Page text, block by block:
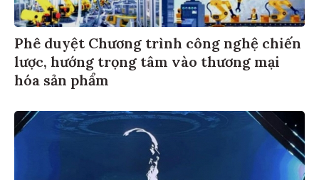
Phê duyệt Chương trình công nghệ chiến
lược, hướng trọng tâm vào thương mại
hóa sản phẩm